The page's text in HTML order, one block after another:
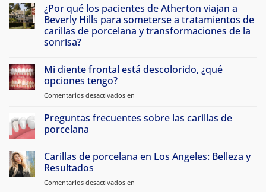
¿Por qué los pacientes de Atherton viajan a
Beverly Hills para someterse a tratamientos de
carillas de porcelana y transformaciones de la
sonrisa?
comentarios
Por
qué
los
pacientes
viajan
Beverly
hacerse
carillas
de
porcelana
y
Mi diente frontal está descolorido, ¿qué
opciones tengo?
Comentarios desactivados en
diente
¿qué
Preguntas frecuentes sobre las carillas de
porcelana
comentarios
Preguntas
frecuentes
sobre
las
Carillas de porcelana en Los Angeles: Belleza y
Resultados
Comentarios desactivados en